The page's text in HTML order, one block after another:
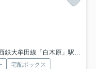
鉄大牟田線「白木原」駅 徒歩7分
宅配ボックス